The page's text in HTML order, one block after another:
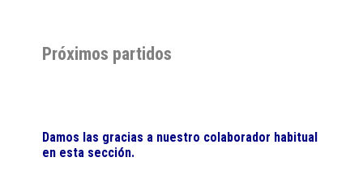
Próximos partidos
Damos las gracias a nuestro colaborador habitual
en esta sección.